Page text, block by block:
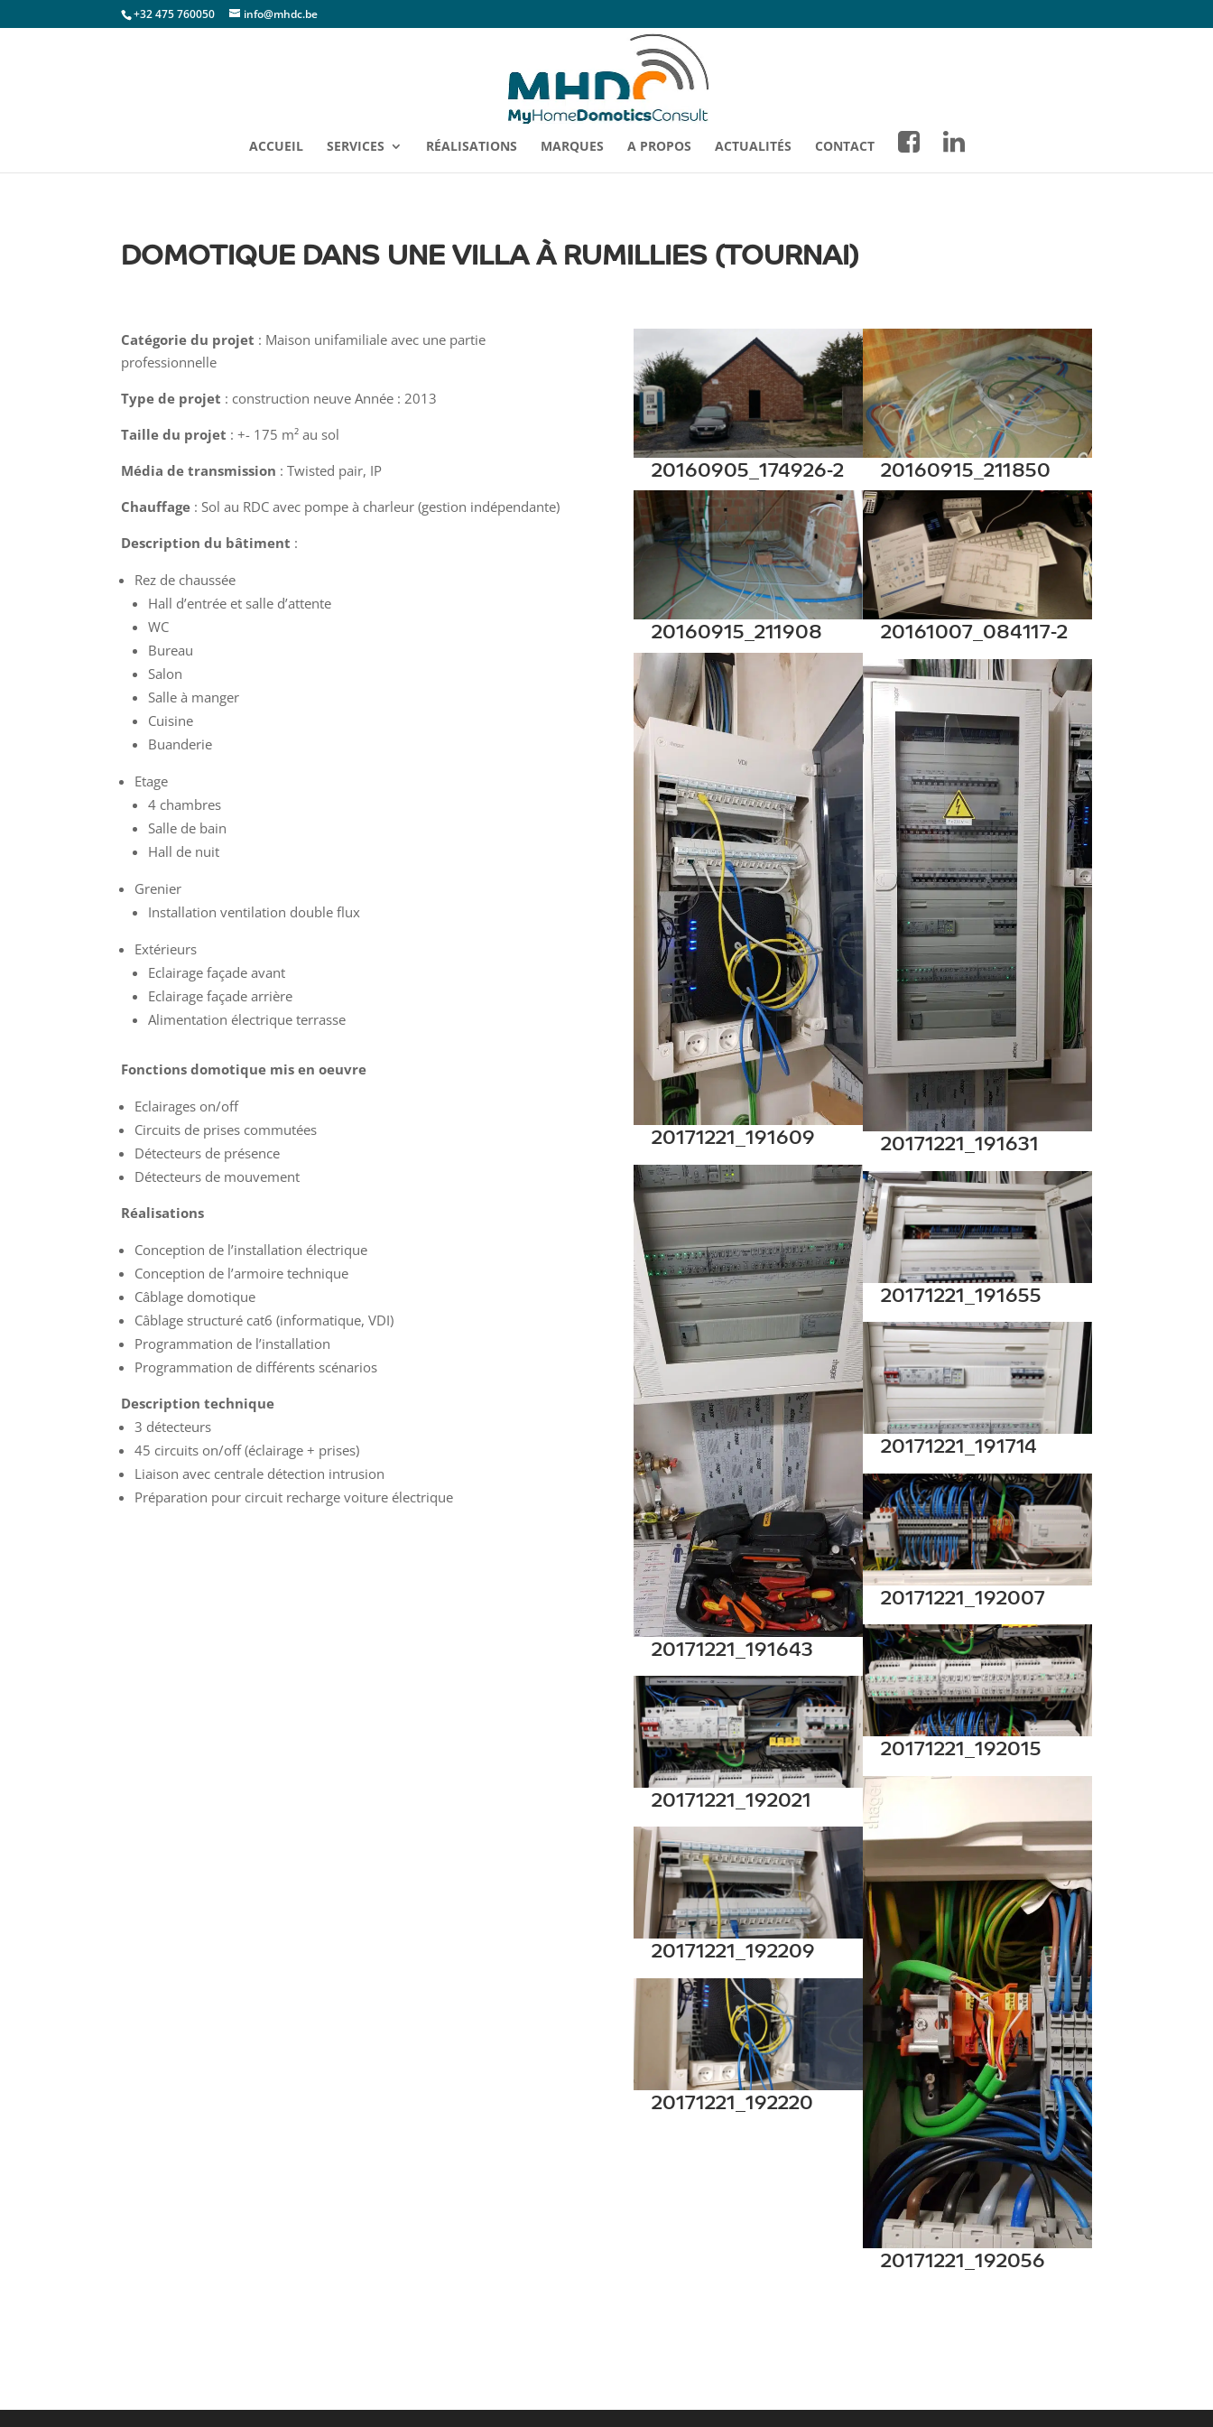
+32 475 760050 info@mhdc.be
ACCUEIL SERVICES RÉALISATIONS MARQUES A PROPOS ACTUALITÉS CONTACT
DOMOTIQUE DANS UNE VILLA À RUMILLIES (TOURNAI)
Catégorie du projet : Maison unifamiliale avec une partie
professionnelle
Type de projet : construction neuve Année : 2013
Taille du projet : +- 175 m² au sol
Média de transmission : Twisted pair, IP
Chauffage : Sol au RDC avec pompe à charleur (gestion indépendante)
Description du bâtiment :
Rez de chaussée
Hall d’entrée et salle d’attente
WC
Bureau
Salon
Salle à manger
Cuisine
Buanderie
Etage
4 chambres
Salle de bain
Hall de nuit
Grenier
Installation ventilation double flux
Extérieurs
Eclairage façade avant
Eclairage façade arrière
Alimentation électrique terrasse
Fonctions domotique mis en oeuvre
Eclairages on/off
Circuits de prises commutées
Détecteurs de présence
Détecteurs de mouvement
Réalisations
Conception de l’installation électrique
Conception de l’armoire technique
Câblage domotique
Câblage structuré cat6 (informatique, VDI)
Programmation de l’installation
Programmation de différents scénarios
Description technique
3 détecteurs
45 circuits on/off (éclairage + prises)
Liaison avec centrale détection intrusion
Préparation pour circuit recharge voiture électrique
20160905_174926-2 20160915_211850
20160915_211908 20161007_084117-2
20171221_191609 20171221_191631
20171221_191643
20171221_191655
20171221_191714
20171221_192007
20171221_192015
20171221_192021
20171221_192056
20171221_192209
20171221_192220